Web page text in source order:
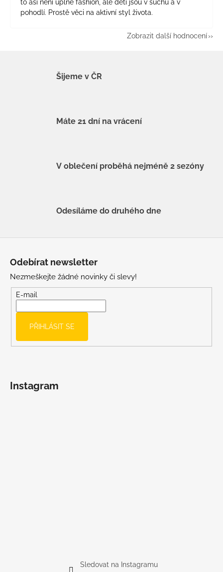
to asi není úplně fashion, ale děti jsou v suchu a v
pohodlí. Prostě věci na aktivní styl života.
Zobrazit další hodnocení
Šijeme v ČR
Máte 21 dní na vrácení
V oblečení proběhá nejméně 2 sezóny
Odesíláme do druhého dne
Odebírat newsletter
Nezmeškejte žádné novinky či slevy!
E-mail
PŘIHLÁSIT SE
Instagram
Sledovat na Instagramu